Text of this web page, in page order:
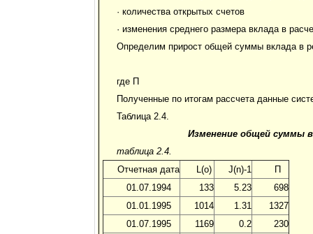
· количества открытых счетов
· изменения среднего размера вклада в
Определим прирост общей суммы вклада в
где П
Полученные по итогам рассчета данные
Таблица 2.4.
Изменение общей суммы
таблица 2.4.
Отчетная дата
L(o) J(n)-1
П
01.07.1994
133 5.23
698
01.01.1995
1014 1.31
1327
01.07.1995
1169 0.2
230